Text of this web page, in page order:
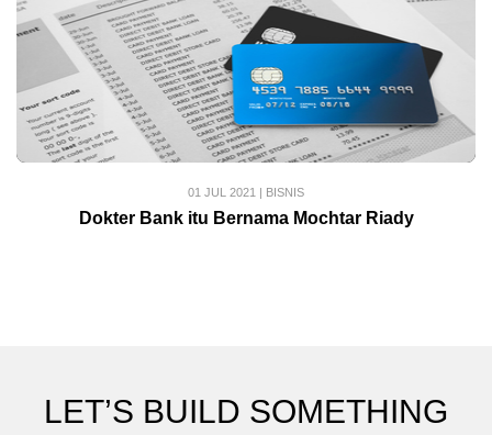
01 JUL 2021 | BISNIS
Dokter Bank itu Bernama Mochtar Riady
LET’S BUILD SOMETHING